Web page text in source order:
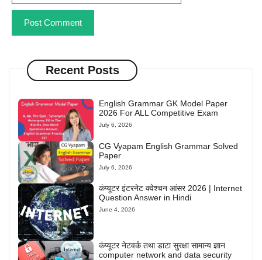
Recent Posts
English Grammar GK Model Paper
2026 For ALL Competitive Exam
July 6, 2026
CG Vyapam English Grammar Solved
Paper
July 6, 2026
कंप्यूटर इंटरनेट क्वेश्चन आंसर 2026 | Internet
Question Answer in Hindi
June 4, 2026
कंप्यूटर नेटवर्क तथा डाटा सुरक्षा सामान्य ज्ञान
computer network and data security